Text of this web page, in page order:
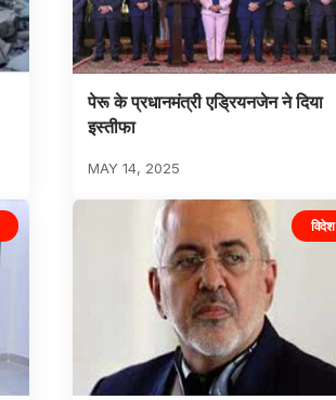
पेरू के प्रधानमंत्री एड्रियनजेन ने दिया
इस्तीफा
MAY 14, 2025
विदेश